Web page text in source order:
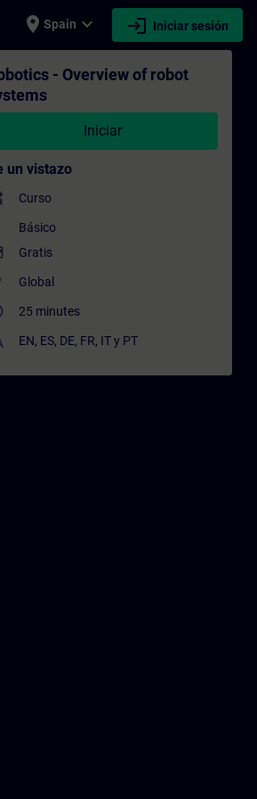
place Spain expand_more login Iniciar sesión
Capacitación profesional
- Overview of robot
Iniciar
un vistazo
Curso
Básico
Gratis
Global
25 minutes
EN, ES, DE, FR, ITy PT